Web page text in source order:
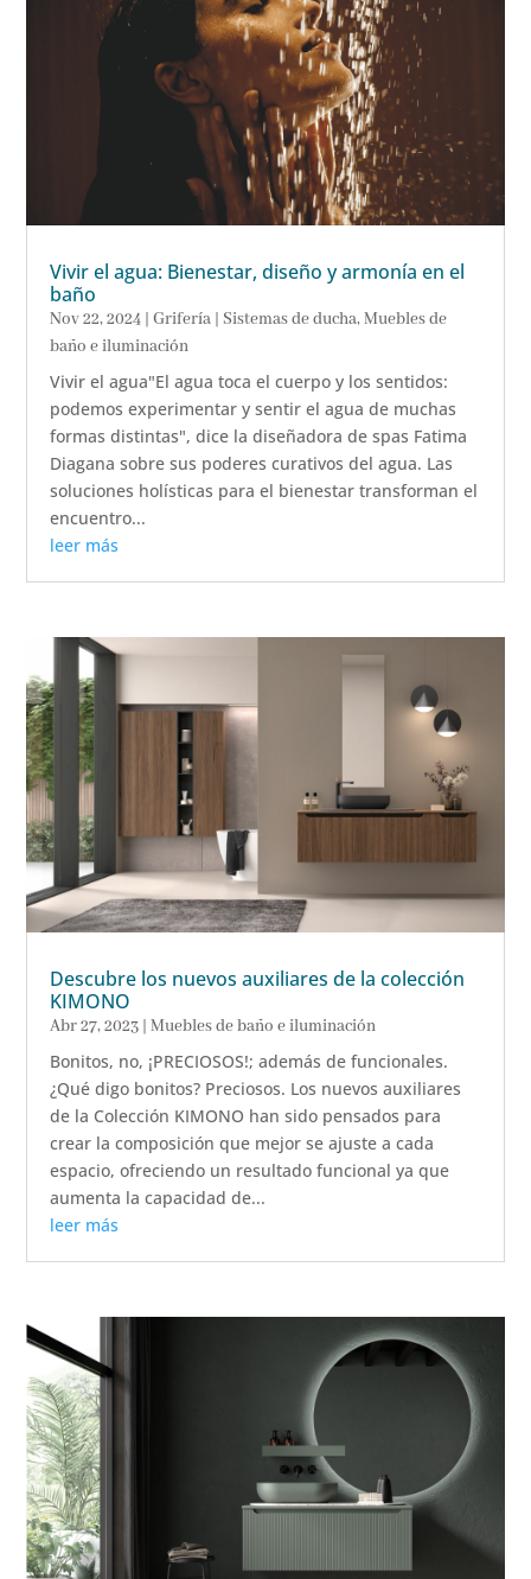
Vivir el agua: Bienestar, diseño y armonía en el
baño
Nov 22, 2024 |Grifería | Sistemas de ducha,Muebles de
baño e iluminación
Vivir el agua"El agua toca el cuerpo y los sentidos:
podemos experimentar y sentir el agua de muchas
formas distintas", dice la diseñadora de spas Fatima
Diagana sobre sus poderes curativos del agua. Las
soluciones holísticas para el bienestar transforman el
encuentro...
leer más
Descubre los nuevos auxiliares de la colección
KIMONO
Abr 27, 2023 |Muebles de baño e iluminación
Bonitos, no, ¡PRECIOSOS!; además de funcionales.
¿Qué digo bonitos? Preciosos. Los nuevos auxiliares
de la Colección KIMONO han sido pensados para
crear la composición que mejor se ajuste a cada
espacio, ofreciendo un resultado funcional ya que
aumenta la capacidad de...
leer más